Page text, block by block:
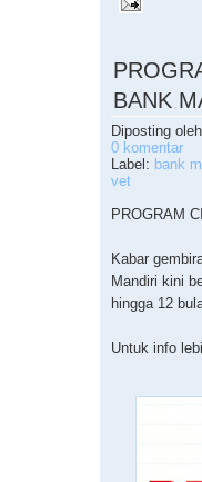
BANK
Diposting oleh
0 komentar
Label: bank
vet
PROGRAM
Kabar
Mandiri kini
hingga 12
Untuk info